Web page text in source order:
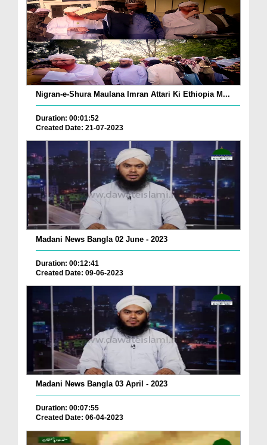
Nigran-e-Shura Maulana Imran Attari Ki Ethiopia M...
Duration: 00:01:52
Created Date: 21-07-2023
Madani News Bangla 02 June - 2023
Duration: 00:12:41
Created Date: 09-06-2023
Madani News Bangla 03 April - 2023
Duration: 00:07:55
Created Date: 06-04-2023